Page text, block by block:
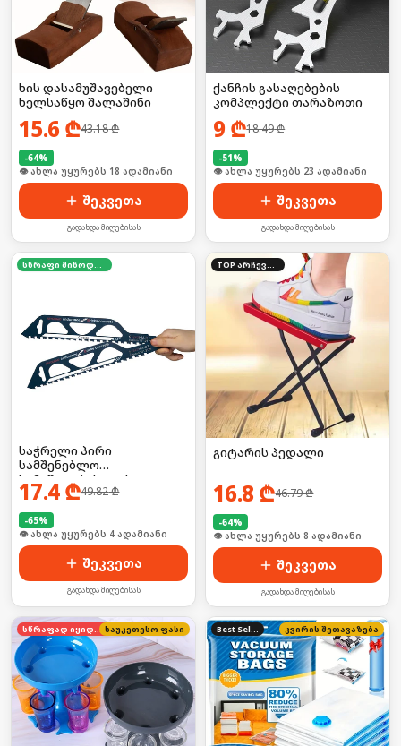
ხის დასამუშავებელი
ხელსაწყო შალაშინი
15.6 ₾43.18₾
-64%
🛒 ბოლო 24სთ-ში იყიდა 24-მა
შეკვეთა
გადახდა მიღებისას
ქანჩის გასაღებების
კომპლექტი თარაზოთი
9 ₾18.49₾
-51%
🛒 ბოლო 24სთ-ში იყიდა 30-მა
შეკვეთა
გადახდა მიღებისას
საჭრელი პირი
სამშენებლო
სამუშაოებისთვის 2ც
17.4₾49.82₾
-65%
🛒 ბოლო 24სთ-ში იყიდა 5-მა
შეკვეთა
გადახდა მიღებისას
გიტარის პედალი
16.8 ₾46.79₾
-64%
🛒 ბოლო 24სთ-ში იყიდა 8-მა
შეკვეთა
გადახდა მიღებისას
სწრაფად იყიდება საუკეთესო ფასი კვირის შეთავაზება